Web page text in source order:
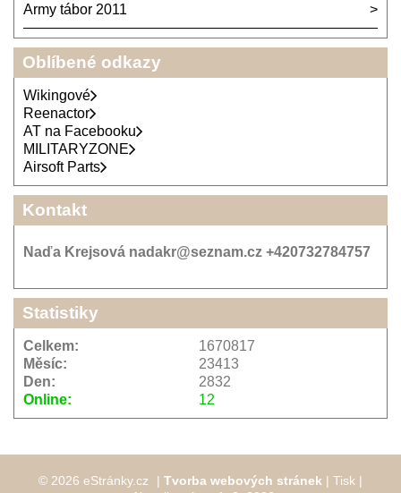
Army tábor 2011
Oblíbené odkazy
Wikingové
Reenactor
AT na Facebooku
MILITARYZONE
Airsoft Parts
Kontakt
Naďa Krejsová nadakr@seznam.cz +420732784757
Statistiky
Online: 12
Celkem:
1670817
Měsíc:
23413
Den:
2832
© 2026 eStránky.cz | Tvorba webových stránek | Tisk |